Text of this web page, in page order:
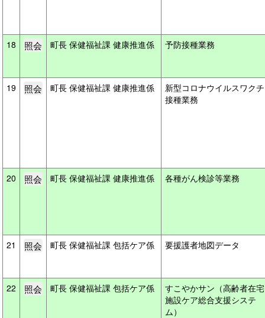
18 町長 保健福祉課 健康推進係 予防接種業務
19 町長 保健福祉課 健康推進係
新型コロナウイルスワク
接種業務
20 町長 保健福祉課 健康推進係 各種がん検診等業務
21 町長 保健福祉課 包括ケア係 要援護者地図データ
22 町長 保健福祉課 包括ケア係
すこやかサン（高齢者在
施設ケア総合支援システ
ム）